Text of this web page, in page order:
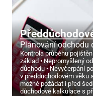
Plánování odchodu
Kontrola průběhu
základ
Nepromyšlený
důchodu
Nevyčerpání
v předdůchodovém věku
možné požádat i před
důchodové kalkulace s